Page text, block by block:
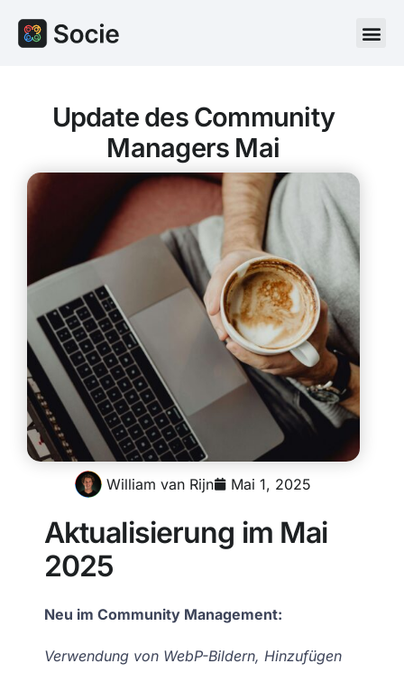
Update des Community
Managers Mai
William van Rijn Mai 1, 2025
Aktualisierung im Mai
2025
Neu im Community Management:
Verwendung von WebP-Bildern, Hinzufügen